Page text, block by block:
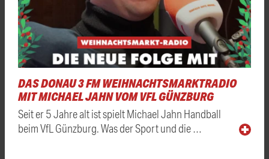
DAS DONAU 3 FM WEIHNACHTSMARKTRADIO
MIT MICHAEL JAHN VOM VFL GÜNZBURG
Seit er 5 Jahre alt ist spielt Michael Jahn Handball
beim VfL Günzburg. Was der Sport und die …